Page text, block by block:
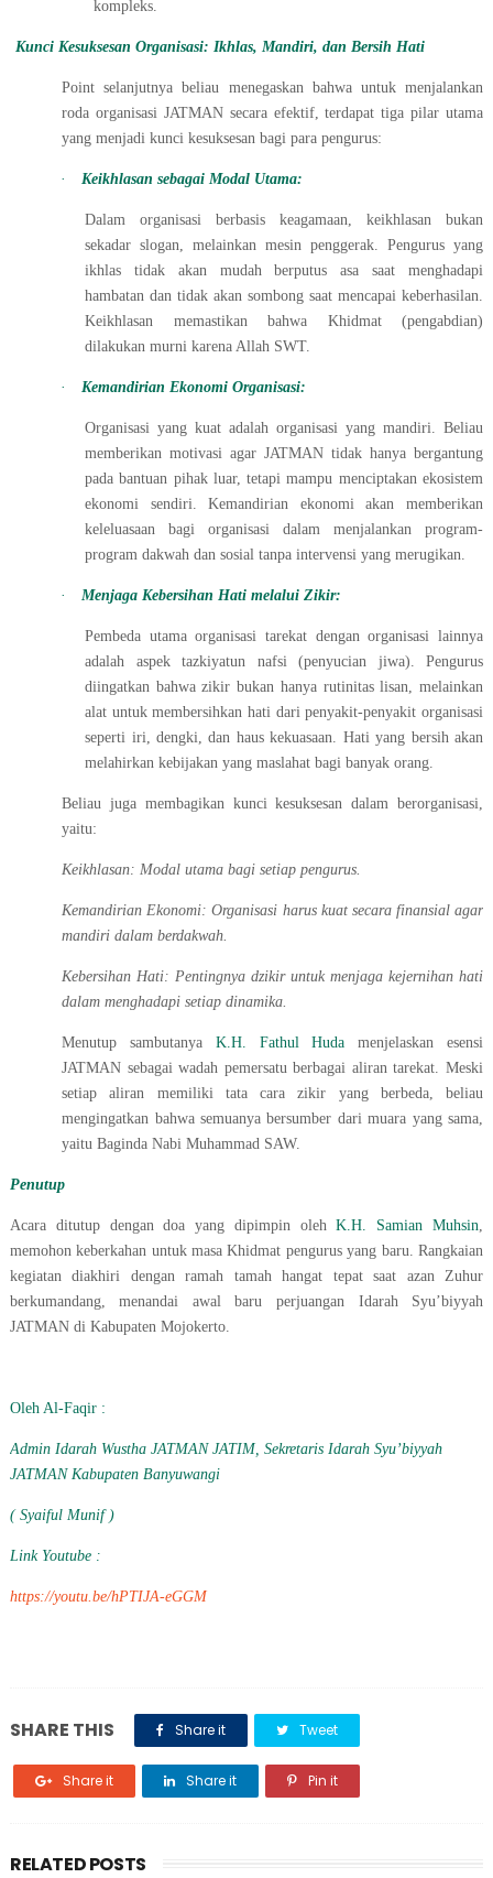
kompleks.
Kunci Kesuksesan Organisasi: Ikhlas, Mandiri, dan Bersih Hati
Point selanjutnya beliau menegaskan bahwa untuk menjalankan
roda organisasi JATMAN secara efektif, terdapat tiga pilar utama
yang menjadi kunci kesuksesan bagi para pengurus:
· Keikhlasan sebagai Modal Utama:
Dalam organisasi berbasis keagamaan, keikhlasan bukan
sekadar slogan, melainkan mesin penggerak. Pengurus yang
ikhlas tidak akan mudah berputus asa saat menghadapi
hambatan dan tidak akan sombong saat mencapai keberhasilan.
Keikhlasan memastikan bahwa Khidmat (pengabdian)
dilakukan murni karena Allah SWT.
· Kemandirian Ekonomi Organisasi:
Organisasi yang kuat adalah organisasi yang mandiri. Beliau
memberikan motivasi agar JATMAN tidak hanya bergantung
pada bantuan pihak luar, tetapi mampu menciptakan ekosistem
ekonomi sendiri. Kemandirian ekonomi akan memberikan
keleluasaan bagi organisasi dalam menjalankan program-
program dakwah dan sosial tanpa intervensi yang merugikan.
· Menjaga Kebersihan Hati melalui Zikir:
Pembeda utama organisasi tarekat dengan organisasi lainnya
adalah aspek tazkiyatun nafsi (penyucian jiwa). Pengurus
diingatkan bahwa zikir bukan hanya rutinitas lisan, melainkan
alat untuk membersihkan hati dari penyakit-penyakit organisasi
seperti iri, dengki, dan haus kekuasaan. Hati yang bersih akan
melahirkan kebijakan yang maslahat bagi banyak orang.
Beliau juga membagikan kunci kesuksesan dalam berorganisasi,
yaitu:
Keikhlasan: Modal utama bagi setiap pengurus.
Kemandirian Ekonomi: Organisasi harus kuat secara finansial agar
mandiri dalam berdakwah.
Kebersihan Hati: Pentingnya dzikir untuk menjaga kejernihan hati
dalam menghadapi setiap dinamika.
Menutup sambutanya K.H. Fathul Huda menjelaskan esensi
JATMAN sebagai wadah pemersatu berbagai aliran tarekat. Meski
setiap aliran memiliki tata cara zikir yang berbeda, beliau
mengingatkan bahwa semuanya bersumber dari muara yang sama,
yaitu Baginda Nabi Muhammad SAW.
Penutup
Acara ditutup dengan doa yang dipimpin olehK.H. Samian Muhsin,
memohon keberkahan untuk masa Khidmat pengurus yang baru. Rangkaian
kegiatan diakhiri dengan ramah tamah hangat tepat saat azan Zuhur
berkumandang, menandai awal baru perjuangan Idarah Syu’biyyah
JATMAN di Kabupaten Mojokerto.
Oleh Al-Faqir :
Admin Idarah Wustha JATMAN JATIM, Sekretaris Idarah Syu’biyyah
JATMAN Kabupaten Banyuwangi
( Syaiful Munif )
Link Youtube :
https://youtu.be/hPTIJA-eGGM
SHARE THIS Share it Tweet
Share it Share it Pin it
RELATED POSTS